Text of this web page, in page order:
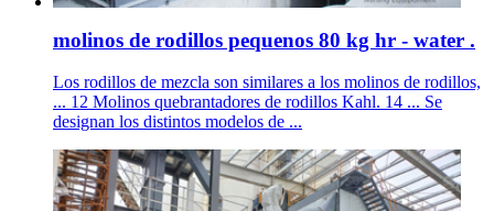
molinos de rodillos pequenos 80 kg hr - water .
Los rodillos de mezcla son similares a los molinos de rodillos,
... 12 Molinos quebrantadores de rodillos Kahl. 14 ... Se
designan los distintos modelos de ...